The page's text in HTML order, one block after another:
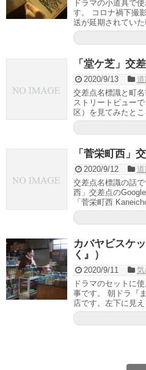
ドラマの小道具で
す。 コロナ禍下撮
送が延期されてい
「堂ケ芝」交
2020/9/13
交差点名標識と町
ストリートビュー
区）を見てみたと
「菅栄町西」
2020/9/12
交差点名標識の話
西」交差点の
「菅栄町西
カバヤビスケ
く』）
2020/9/11
気
ドラマのセットに
事です。 朝ドラ『
店です。左下に見